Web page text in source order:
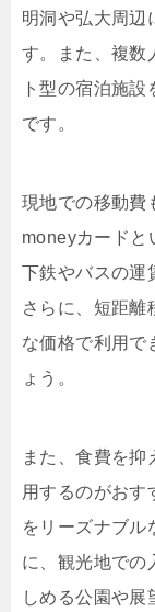
明洞や弘大周辺
す。また、複数
ト型の宿泊施
です。
現地での移動費
moneyカードと
下鉄やバスの運
さらに、短距離
な価格で利用で
ょう。
また、食費を抑
用するのがおす
をリーズナブル
に、観光地での
しめる公園や展